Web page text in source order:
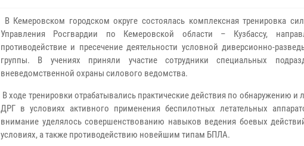
В Кемеровском городском округе состоялась комплексная тренировка
Управления Росгвардии по Кемеровской области – Кузбассу,
противодействие и пресечение деятельности условной диверсионно-
группы. В учениях приняли участие сотрудники специальных
вневедомственной охраны силового ведомства.
В ходе тренировки отрабатывались практические действия по обнаружению и
ДРГ в условиях активного применения беспилотных летательных
внимание уделялось совершенствованию навыков ведения боевых
условиях, а также противодействию новейшим типам БПЛА.